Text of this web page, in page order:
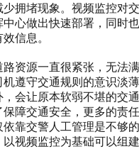
拥堵现象。视频监控对
心做出快速部署，同时
信息。
源一直很紧张，无法满
遵守交通规则的意识淡
会让原本软弱不堪的交通
障交通安全，更多的责
靠交警人工管理是不够
视频监控为基础可以组